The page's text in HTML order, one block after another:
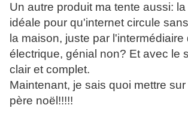
Un autre produit ma tente aussi:
idéale pour qu'internet circule
la maison, juste par l'intermédiaire
électrique, génial non? Et avec le
clair et complet.
Maintenant, je sais quoi mettre
père noël!!!!!